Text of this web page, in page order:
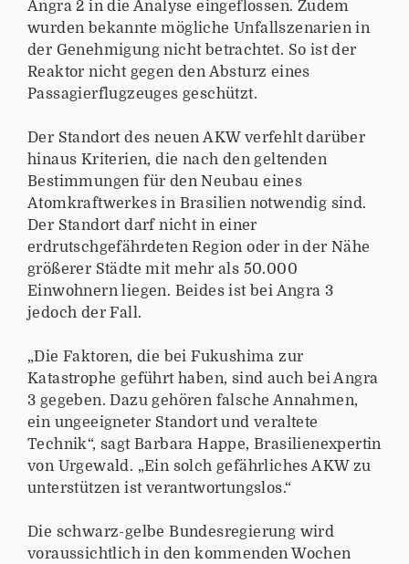
Angra 2 in die Analyse eingeflossen. Zudem
wurden bekannte mögliche Unfallszenarien in
der Genehmigung nicht betrachtet. So ist der
Reaktor nicht gegen den Absturz eines
Passagierflugzeuges geschützt.
Der Standort des neuen AKW verfehlt darüber
hinaus Kriterien, die nach den geltenden
Bestimmungen für den Neubau eines
Atomkraftwerkes in Brasilien notwendig sind.
Der Standort darf nicht in einer
erdrutschgefährdeten Region oder in der Nähe
größerer Städte mit mehr als 50.000
Einwohnern liegen. Beides ist bei Angra 3
jedoch der Fall.
„Die Faktoren, die bei Fukushima zur
Katastrophe geführt haben, sind auch bei Angra
3 gegeben. Dazu gehören falsche Annahmen,
ein ungeeigneter Standort und veraltete
Technik“, sagt Barbara Happe, Brasilienexpertin
von Urgewald. „Ein solch gefährliches AKW zu
unterstützen ist verantwortungslos.“
Die schwarz-gelbe Bundesregierung wird
voraussichtlich in den kommenden Wochen